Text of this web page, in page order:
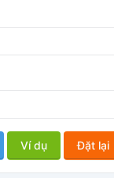
Ví dụ Đặt lại